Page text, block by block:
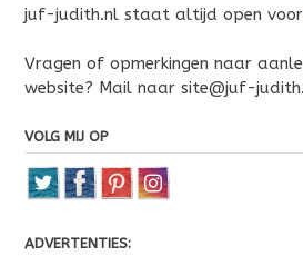
juf-judith.nl staat altijd open voor
Vragen of opmerkingen naar
website? Mail naar site@juf-
VOLG MIJ OP
ADVERTENTIES: